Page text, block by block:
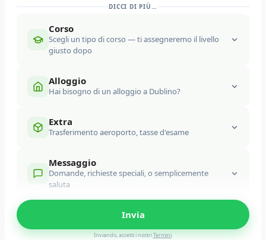
DICCI DI PIÙ…
Corso
Scegli un tipo di corso — ti assegneremo il livello
giusto dopo
Generale
Anno Accademico
Alloggio
Hai bisogno di un alloggio a Dublino?
No, ho già un alloggio
Extra
Trasferimento aeroporto, tasse d'esame
Prelievo aeroporto
Tassa d'esame Insurance Fee
Messaggio
Domande, richieste speciali, o semplicemente
saluta
MESSAGGIO
Inviando, accetti i nostriTermini.